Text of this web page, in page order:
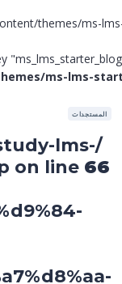
ms-lms-
المستجدات
lms-
on line 66